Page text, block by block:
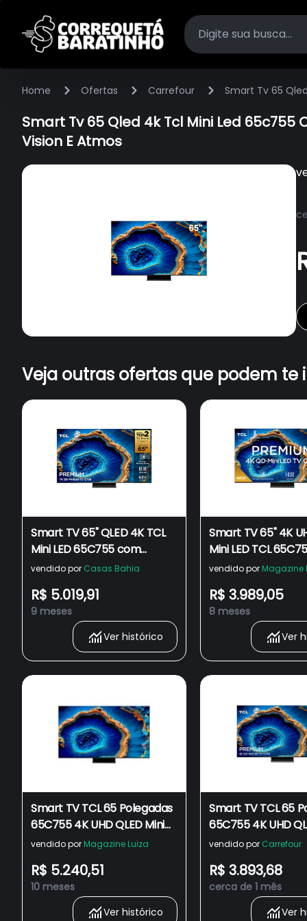
Home Ofertas Carrefour Smart Tv 65
Smart Tv 65 Qled 4k Tcl Mini Led
Vision E Atmos
Veja outras ofertas que podem te
Smart TV 65" QLED 4K TCL
Mini LED 65C755 com
Processador AIPQ, Google
Google Assistente, Dolby
Vision e Atmos
vendido por Casas Bahia
R$ 5.019,91
9 meses
Ver histórico
Smart TV 65" 4K
Mini LED TCL
Wi-Fi Bluetooth 4
vendido por Magazine
R$ 3.989,05
8 meses
Ver
Smart TV TCL 65 Polegadas
65C755 4K UHD QLED Mini
LED 120Hz HDR10 + Google
vendido por Magazine Luiza
R$ 5.240,51
10 meses
Ver histórico
Smart TV TCL 65
65C755 4K UHD
LED 120Hz HDR10 +
vendido por Carrefour
R$ 3.893,68
cerca de 1 mês
Ver